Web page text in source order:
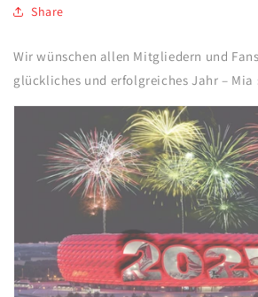
Share
Wir wünschen allen Mitgliedern und
glückliches und erfolgreiches Jahr – Mia